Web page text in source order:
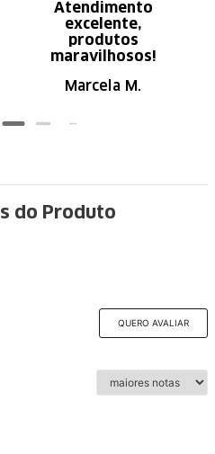
Atendimento
excelente,
produtos
maravilhosos!
Marcela M.
do Produto
QUERO AVALIAR